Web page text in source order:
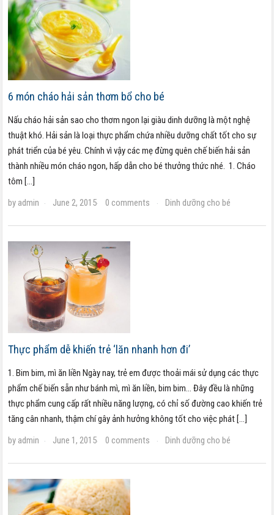
6 món cháo hải sản thơm bổ cho bé
Nấu cháo hải sản sao cho thơm ngon lại giàu dinh dưỡng là một nghệ
thuật khó. Hải sản là loại thực phẩm chứa nhiều dưỡng chất tốt cho sự
phát triển của bé yêu. Chính vì vậy các mẹ đừng quên chế biến hải sản
thành nhiều món cháo ngon, hấp dẫn cho bé thưởng thức nhé. 1. Cháo
tôm […]
by admin · June 2, 2015· 0 comments · Dinh dưỡng cho bé
Thực phẩm dễ khiến trẻ ‘lăn nhanh hơn đi’
1. Bim bim, mì ăn liền Ngày nay, trẻ em được thoải mái sử dụng các thực
phẩm chế biến sẵn như bánh mì, mì ăn liền, bim bim… Đây đều là những
thực phẩm cung cấp rất nhiều năng lượng, có chỉ số đường cao khiến trẻ
tăng cân nhanh, thậm chí gây ảnh hưởng không tốt cho việc phát […]
by admin · June 1, 2015· 0 comments · Dinh dưỡng cho bé